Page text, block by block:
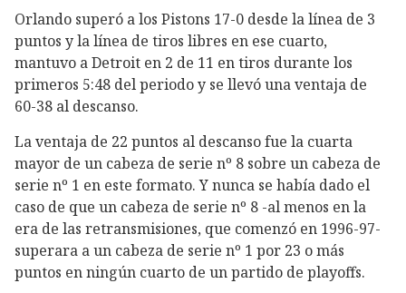
Orlando superó a los Pistons 17-0 desde la línea de 3
puntos y la línea de tiros libres en ese cuarto,
mantuvo a Detroit en 2 de 11 en tiros durante los
primeros 5:48 del periodo y se llevó una ventaja de
60-38 al descanso.
La ventaja de 22 puntos al descanso fue la cuarta
mayor de un cabeza de serie nº 8 sobre un cabeza de
serie nº 1 en este formato. Y nunca se había dado el
caso de que un cabeza de serie nº 8 -al menos en la
era de las retransmisiones, que comenzó en 1996-97-
superara a un cabeza de serie nº 1 por 23 o más
puntos en ningún cuarto de un partido de playoffs.